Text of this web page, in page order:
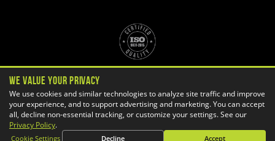
Politique de confidentialité
Préférences des témoins
We Value Your Privacy
We use cookies and similar technologies to analyze site traffic and improve
your experience, and to support advertising and marketing. You can accept
all, decline non-essential tracking, or customize your settings. See our
Privacy Policy.
Cookie Settings Decline Accept